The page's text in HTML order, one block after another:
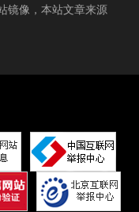
镜像，本站文章来源